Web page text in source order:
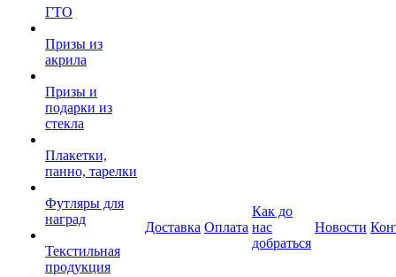
ГТО
Призы из
акрила
Призы и
подарки из
стекла
Плакетки,
панно, тарелки
Футляры для
наград
Текстильная
продукция
Доставка Оплата
Как до
нас
добраться
Новости